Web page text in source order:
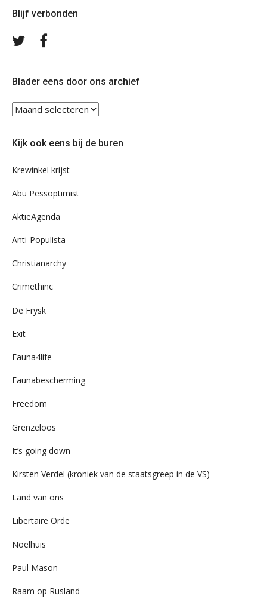
Blijf verbonden
Volg
Blader eens door ons archief
Blader
eens
ons
Kijk ook eens bij de buren
Krewinkel krijst
Abu Pessoptimist
AktieAgenda
Anti-Populista
Christianarchy
Crimethinc
De Frysk
Exit
Fauna4life
Faunabescherming
Freedom
Grenzeloos
It’s going down
Kirsten Verdel (kroniek van de staatsgreep in de VS)
Land van ons
Libertaire Orde
Noelhuis
Paul Mason
Raam op Rusland